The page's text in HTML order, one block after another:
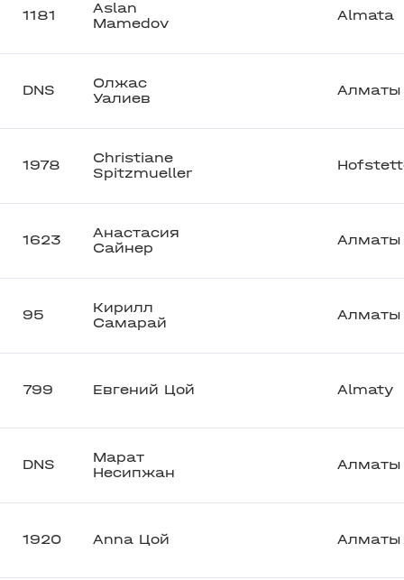
1181
Aslan
Mamedov
Almata
DNS
Олжас
Уалиев
Алматы
1978
Christiane
Spitzmueller
1623
Анастасия
Сайнер
Алматы
95
Кирилл
Самарай
Алматы
799 Евгений Цой Almaty
DNS
Марат
Несипжан
Алматы
1920 Anna Цой Алматы